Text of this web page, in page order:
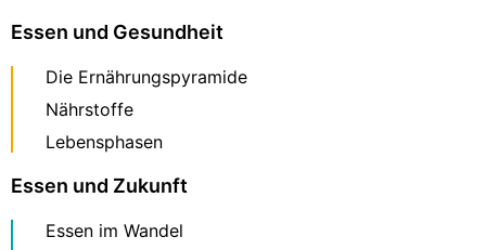
Essen und Gesundheit
Die Ernährungspyramide
Nährstoffe
Lebensphasen
Essen und Zukunft
Essen im Wandel